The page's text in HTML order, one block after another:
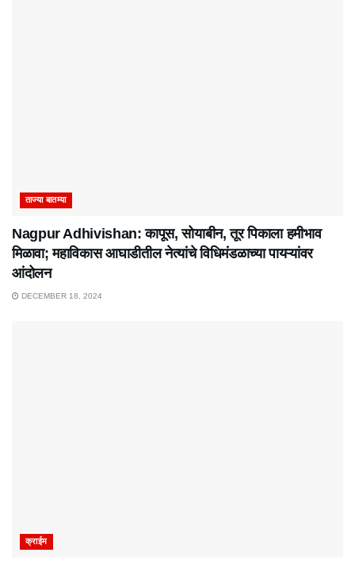
ताज्या बातम्या
Nagpur Adhivishan: कापूस, सोयाबीन, तूर पिकाला हमीभाव
मिळावा; महाविकास आघाडीतील नेत्यांचे विधिमंडळाच्या पायऱ्यांवर
आंदोलन
DECEMBER 18, 2024
क्राईम